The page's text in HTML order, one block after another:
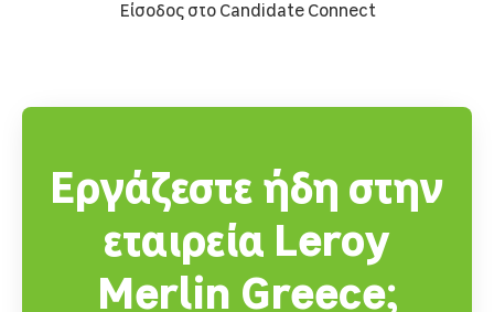
Είσοδος στο Candidate Connect
Εργάζεστε ήδη στην
εταιρεία Leroy
Merlin Greece;